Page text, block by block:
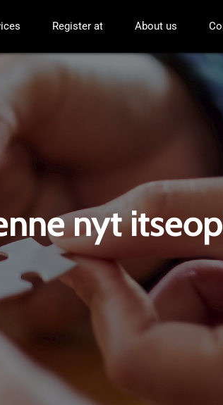
Register at About us
nyt